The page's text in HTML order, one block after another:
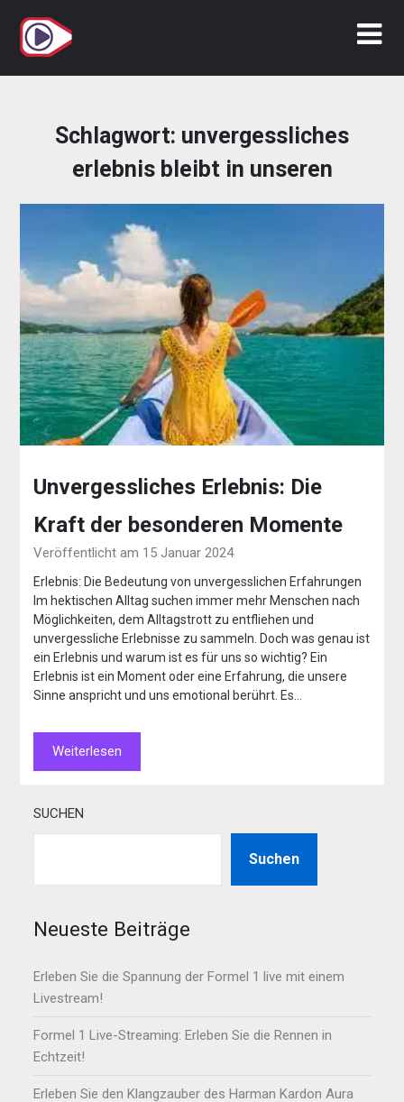
Inhalt
springen
Schlagwort: unvergessliches
erlebnis bleibt in unseren
Unvergessliches Erlebnis: Die
Kraft der besonderen Momente
Veröffentlicht am 15 Januar 2024
Erlebnis: Die Bedeutung von unvergesslichen Erfahrungen
Im hektischen Alltag suchen immer mehr Menschen nach
Möglichkeiten, dem Alltagstrott zu entfliehen und
unvergessliche Erlebnisse zu sammeln. Doch was genau ist
ein Erlebnis und warum ist es für uns so wichtig? Ein
Erlebnis ist ein Moment oder eine Erfahrung, die unsere
Sinne anspricht und uns emotional berührt. Es…
Weiterlesen
SUCHEN
Suchen
Neueste Beiträge
Erleben Sie die Spannung der Formel 1 live mit einem
Livestream!
Formel 1 Live-Streaming: Erleben Sie die Rennen in
Echtzeit!
Erleben Sie den Klangzauber des Harman Kardon Aura